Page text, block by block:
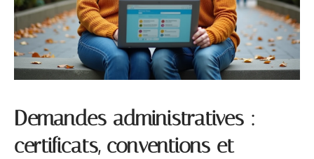
Demandes administratives :
certificats, conventions et